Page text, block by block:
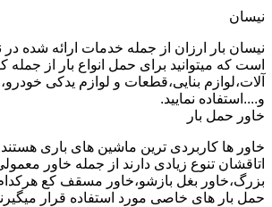
نیسان
نیسان بار ارزان از جمله خدمات ارائه شده در
است که میتوانید برای حمل انواع بار از
آلات،لوازم بنایی،قطعات و لوازم یدکی
و....استفاده نمایید.
خاور حمل بار
خاور ها کاربردی ترین ماشین های باری هستند
اتاقشان تنوع زیادی دارند از جمله خاور
بزرگ،خاور بغل بازشو،خاور مسقف کع هرکدام
حمل بار های خاصی مورد استفاده قرار